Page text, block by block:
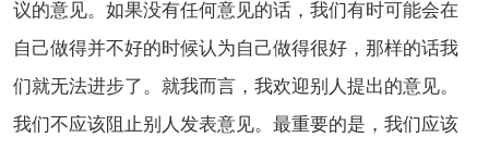
议的意见。如果没有任何意见的话，我们有时可能会在
自己做得并不好的时候认为自己做得很好，那样的话我
们就无法进步了。就我而言，我欢迎别人提出的意见。
我们不应该阻止别人发表意见。最重要的是，我们应该